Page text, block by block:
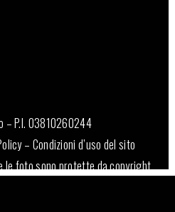
– P.I. 03810260244
– Condizioni d’uso del sito
foto sono protette da copyright